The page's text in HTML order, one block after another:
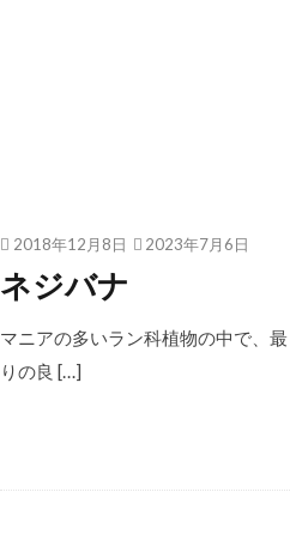
2018年12月8日 2023年7月6日
ネジバナ
マニアの多いラン科植物の中で、
りの良 […]